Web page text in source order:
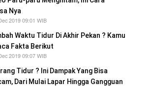
Nya
2019 09:01 WIB
Waktu Tidur Di Akhir Pekan ? Kamu
Fakta Berikut
2019 09:07 WIB
Tidur ? Ini Dampak Yang Bisa
Dari Mulai Lapar Hingga Gangguan